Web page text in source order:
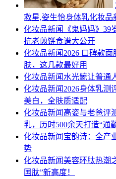
救星,姿生怡身体乳化妆品
化妆品新闻
《鬼妈妈》
抗老煎饼食谱大公开
化妆品新闻 2026 口碑款
肤，这几款最好用
化妆品新闻 水光鲸让普通
化妆品新闻 2026身体乳测
美白，全肤质适配
化妆品新闻 高姿与老爸评
乳，历时500余天打造“通
化妆品新闻 宝韵诗：全产
势
化妆品新闻美容环肽热潮
国肽”新高度！